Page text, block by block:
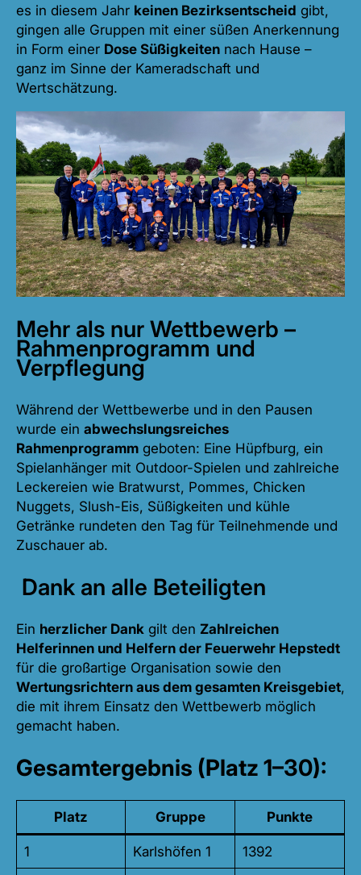
es in diesem Jahr keinen Bezirksentscheid gibt,
gingen alle Gruppen mit einer süßen Anerkennung
in Form einer Dose Süßigkeiten nach Hause –
ganz im Sinne der Kameradschaft und
Wertschätzung.
Mehr als nur Wettbewerb –
Rahmenprogramm und
Verpflegung
Während der Wettbewerbe und in den Pausen
wurde ein abwechslungsreiches
Rahmenprogramm geboten: Eine Hüpfburg, ein
Spielanhänger mit Outdoor-Spielen und zahlreiche
Leckereien wie Bratwurst, Pommes, Chicken
Nuggets, Slush-Eis, Süßigkeiten und kühle
Getränke rundeten den Tag für Teilnehmende und
Zuschauer ab.
Dank an alle Beteiligten
Ein herzlicher Dank gilt den Zahlreichen
Helferinnen und Helfern der Feuerwehr Hepstedt
für die großartige Organisation sowie den
Wertungsrichtern aus dem gesamten Kreisgebiet,
die mit ihrem Einsatz den Wettbewerb möglich
gemacht haben.
Gesamtergebnis (Platz 1–30):
Platz Gruppe Punkte
1 Karlshöfen 1 1392